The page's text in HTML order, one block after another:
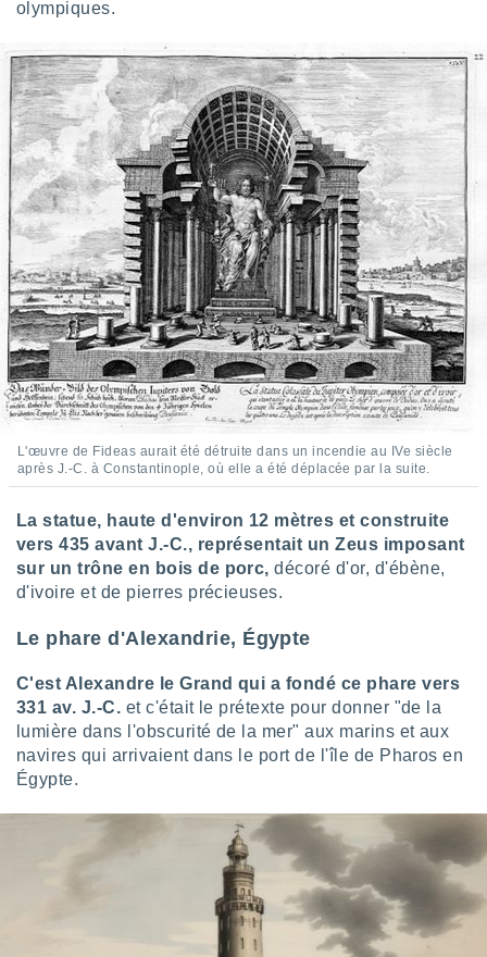
olympiques.
L'œuvre de Fideas aurait été détruite dans un incendie au IVe siècle
après J.-C. à Constantinople, où elle a été déplacée par la suite.
La statue, haute d'environ 12 mètres et construite
vers 435 avant J.-C., représentait un Zeus imposant
sur un trône en bois de porc,décoré d'or, d'ébène,
d'ivoire et de pierres précieuses.
Le phare d'Alexandrie, Égypte
C'est Alexandre le Grand qui a fondé ce phare vers
331 av. J.-C. et c'était le prétexte pour donner "de la
lumière dans l'obscurité de la mer" aux marins et aux
navires qui arrivaient dans le port de l'île de Pharos en
Égypte.